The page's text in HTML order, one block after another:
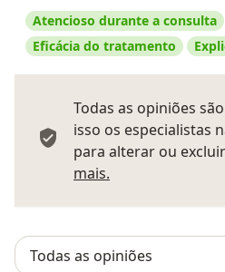
Atencioso durante a consulta
Eficácia do tratamento
Todas as opiniões
isso os especialistas
para alterar ou
mais.